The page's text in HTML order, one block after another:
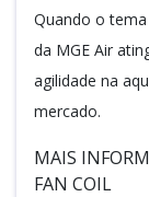
Quando o
da MGE Air
agilidade na
mercado.
MAIS
FAN COIL